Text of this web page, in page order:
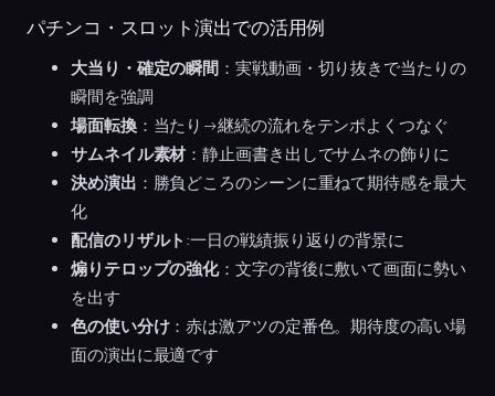
パチンコ・スロット演出での活用例
大当り・確定の瞬間 ：実戦動画・切り抜きで当たりの
瞬間を強調
場面転換：当たり→継続の流れをテンポよくつなぐ
サムネイル素材 ：静止画書き出しでサムネの飾りに
決め演出 ：勝負どころのシーンに重ねて期待感を最大
化
配信のリザルト :一日の戦績振り返りの背景に
煽りテロップの強化：文字の背後に敷いて画面に勢い
を出す
色の使い分け：赤は激アツの定番色。期待度の高い場
面の演出に最適です